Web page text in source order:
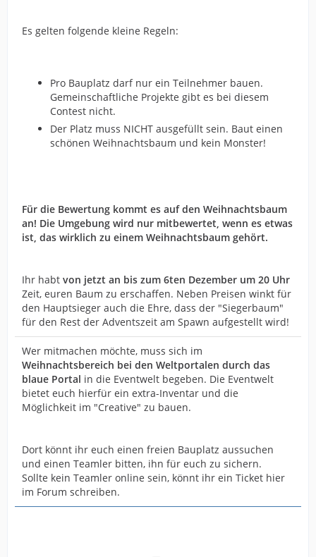
Es gelten folgende kleine Regeln:
Pro Bauplatz darf nur ein Teilnehmer bauen.
Gemeinschaftliche Projekte gibt es bei diesem
Contest nicht.
Der Platz muss NICHT ausgefüllt sein. Baut einen
schönen Weihnachtsbaum und kein Monster!
Für die Bewertung kommt es auf den Weihnachtsbaum
an! Die Umgebung wird nur mitbewertet, wenn es etwas
ist, das wirklich zu einem Weihnachtsbaum gehört.
Ihr habt von jetzt an bis zum 6ten Dezember um 20 Uhr
Zeit, euren Baum zu erschaffen. Neben Preisen winkt für
den Hauptsieger auch die Ehre, dass der "Siegerbaum"
für den Rest der Adventszeit am Spawn aufgestellt wird!
Wer mitmachen möchte, muss sich im
Weihnachtsbereich bei den Weltportalen durch das
blaue Portal in die Eventwelt begeben. Die Eventwelt
bietet euch hierfür ein extra-Inventar und die
Möglichkeit im "Creative" zu bauen.
Dort könnt ihr euch einen freien Bauplatz aussuchen
und einen Teamler bitten, ihn für euch zu sichern.
Sollte kein Teamler online sein, könnt ihr ein Ticket hier
im Forum schreiben.